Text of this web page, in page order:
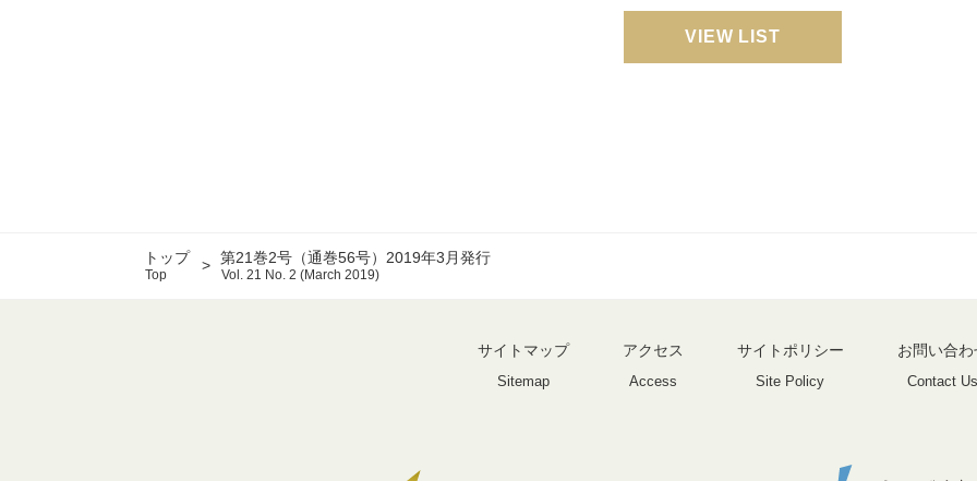
VIEW LIST
トップ
Top
第21巻2号（通巻56号）2019年3月発行
Vol. 21 No. 2 (March 2019)
サイトマップ
Sitemap
アクセス
Access
サイトポリシー
Site Policy
お問い合わ
Contact Us